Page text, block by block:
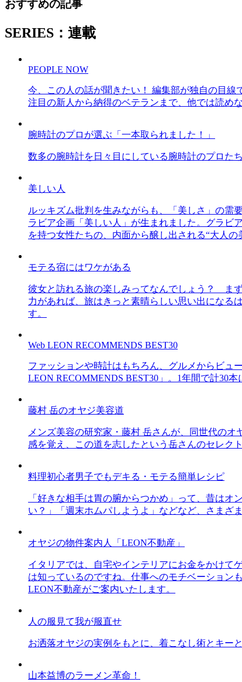
おすすめの記事
SERIES：連載
PEOPLE NOW
今、この人の話が聞きたい！ 編集部が独自の目線
注目の新人から納得のベテランまで、他では読め
腕時計のプロが選ぶ「一本取られました！」
数多の腕時計を日々目にしている腕時計のプロた
美しい人
ルッキズム批判を生みながらも、「美しさ」の需
ラビア企画「美しい人」が生まれました。グラビ
を持つ女性たちの、内面から醸し出される“大人
モテる宿にはワケがある
彼女と訪れる旅の楽しみってなんでしょう？ ま
力があれば、旅はきっと素晴らしい思い出になる
す。
Web LEON RECOMMENDS BEST30
ファッションや時計はもちろん、グルメからビュ
LEON RECOMMENDS BEST30」。1年間で計30
藤村 岳のオヤジ美容道
メンズ美容の研究家・藤村 岳さんが、同世代の
感を覚え、この道を志したという岳さんのセレク
料理初心者男子でもデキる・モテる簡単レシピ
「好きな相手は胃の腑からつかめ」って、昔は
い？」「週末ホムパしようよ」などなど、さまざ
オヤジの物件案内人「LEON不動産」
イタリアでは、自宅やインテリアにお金をかけて
は知っているのですね。仕事へのモチベーション
LEON不動産がご案内いたします。
人の服見て我が服直せ
お洒落オヤジの実例をもとに、着こなし術とキー
山本益博のラーメン革命！